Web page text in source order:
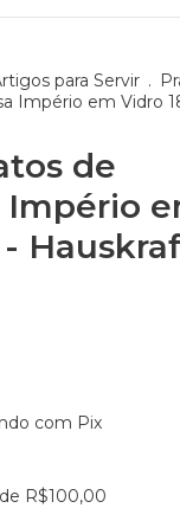
para Servir .
Império em Vidro
de
Império
com Pix
R$100,00